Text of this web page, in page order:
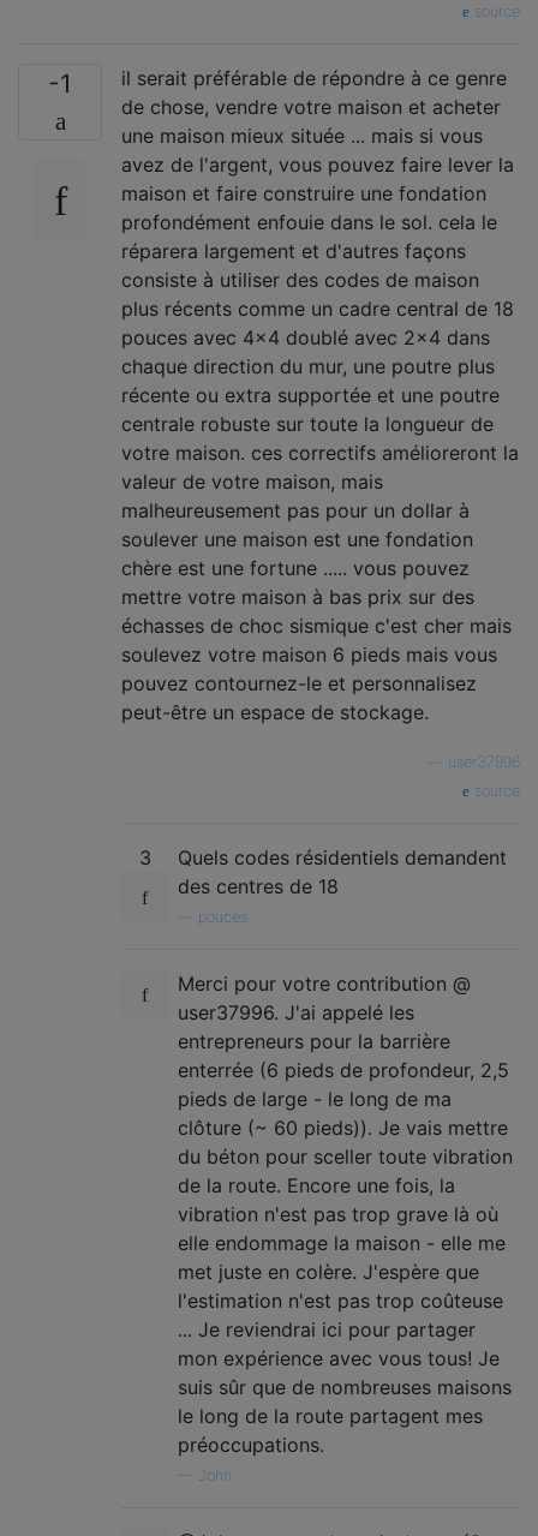
source
-1
il serait préférable de répondre à ce genre
de chose, vendre votre maison et acheter
une maison mieux située ... mais si vous
avez de l'argent, vous pouvez faire lever la
maison et faire construire une fondation
profondément enfouie dans le sol. cela le
réparera largement et d'autres façons
consiste à utiliser des codes de maison
plus récents comme un cadre central de 18
pouces avec 4x4 doublé avec 2x4 dans
chaque direction du mur, une poutre plus
récente ou extra supportée et une poutre
centrale robuste sur toute la longueur de
votre maison. ces correctifs amélioreront la
valeur de votre maison, mais
malheureusement pas pour un dollar à
soulever une maison est une fondation
chère est une fortune ..... vous pouvez
mettre votre maison à bas prix sur des
échasses de choc sismique c'est cher mais
soulevez votre maison 6 pieds mais vous
pouvez contournez-le et personnalisez
peut-être un espace de stockage.
user37996
source
3
Quels codes résidentiels demandent
des centres de 18
pouces
Merci pour votre contribution @
user37996. J'ai appelé les
entrepreneurs pour la barrière
enterrée (6 pieds de profondeur, 2,5
pieds de large - le long de ma
clôture (~ 60 pieds)). Je vais mettre
du béton pour sceller toute vibration
de la route. Encore une fois, la
vibration n'est pas trop grave là où
elle endommage la maison - elle me
met juste en colère. J'espère que
l'estimation n'est pas trop coûteuse
... Je reviendrai ici pour partager
mon expérience avec vous tous! Je
suis sûr que de nombreuses maisons
le long de la route partagent mes
préoccupations.
John